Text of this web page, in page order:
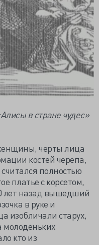
в стране чудес»
черты лица
костей черепа,
полностью
платье с корсетом,
лет назад вышедший
в руке и
изобличали старух,
кто из